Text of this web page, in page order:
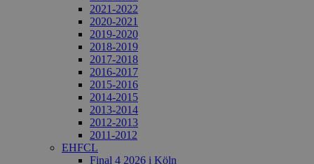
2021-2022
2020-2021
2019-2020
2018-2019
2017-2018
2016-2017
2015-2016
2014-2015
2013-2014
2012-2013
2011-2012
EHFCL
Final 4 2026 i Köln